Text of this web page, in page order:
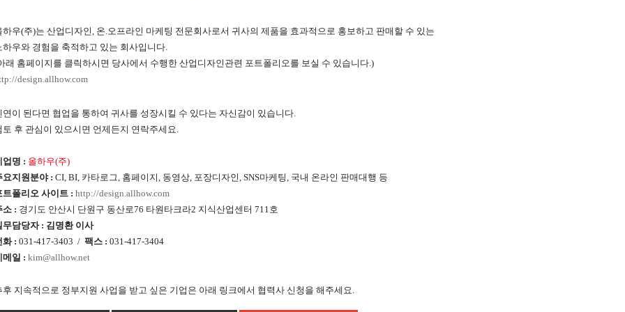
하우(주)는 산업디자인, 온.오프라인 마케팅 전문회사로서 귀사의 제품을 효과적으로 홍보하고 판매할 수 있는
하우와 경험을 축적하고 있는 회사입니다.
래 홈페이지를 클릭하시면 당사에서 수행한 산업디자인관련 포트폴리오를 보실 수 있습니다.)
design.allhow.com
연이 된다면 협업을 통하여 귀사를 성장시킬 수 있다는 자신감이 있습니다.
토 후 관심이 있으시면 언제든지 연락주세요.
업명 : 올하우(주)
요지원분야 : CI, BI, 카타로그, 홈페이지, 동영상, 포장디자인, SNS마케팅, 국내 온라인 판매대행 등
트폴리오 사이트 : http://design.allhow.com
소 : 경기도 안산시 단원구 동산로76 타원타크라2 지식산업센터 711호
무담당자 : 김명환 이사
화 : 031-417-3403 / 팩스 : 031-417-3404
메일 : kim@allhow.net
후 지속적으로 정부지원 사업을 받고 싶은 기업은 아래 링크에서 협력사 신청을 해주세요.